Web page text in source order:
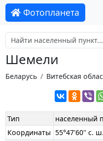
Фотопланета
Шемели
Беларусь Витебская
Тип
населенный
Координаты 55°47'60'' с.